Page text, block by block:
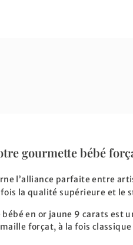
gourmette bébé
l’alliance parfaite entre
la qualité supérieure et le
en or jaune 9 carats est
forçat, à la fois